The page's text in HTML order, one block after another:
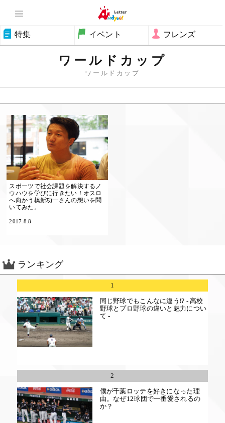
特集 イベント フレンズ
ワールドカップ
ワールドカップ
スポーツで社会課題を解決するノ
ウハウを学びに行きたい！オスロ
へ向かう橋新功一さんの想いを聞
いてみた。
2017.8.8
ランキング
1
同じ野球でもこんなに違う⁉ - 高校
野球とプロ野球の違いと魅力につい
て -
2
僕が千葉ロッテを好きになった理
由。なぜ12球団で一番愛されるの
か？